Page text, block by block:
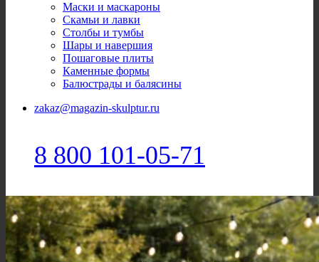
Маски и маскароны
Скамьи и лавки
Столбы и тумбы
Шары и навершия
Пошаговые плиты
Каменные формы
Балюстрады и балясины
zakaz@magazin-skulptur.ru
8 800 101-05-71